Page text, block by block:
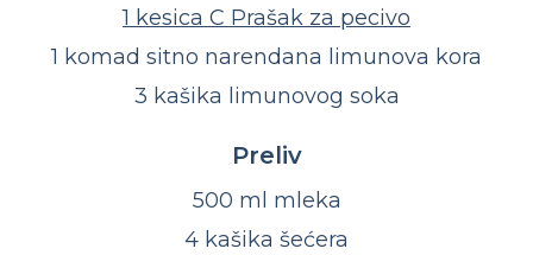
1 kesica C Prašak za pecivo
1 komad sitno narendana limunova kora
3 kašika limunovog soka
Preliv
500 ml mleka
4 kašika šećera